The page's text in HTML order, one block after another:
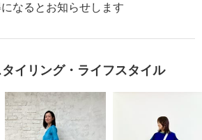
なるとお知らせします
イリング・ライフスタイル